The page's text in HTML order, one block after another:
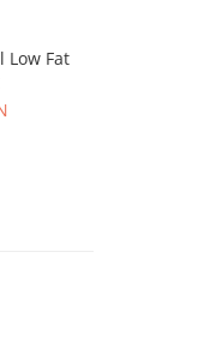
Low Fat